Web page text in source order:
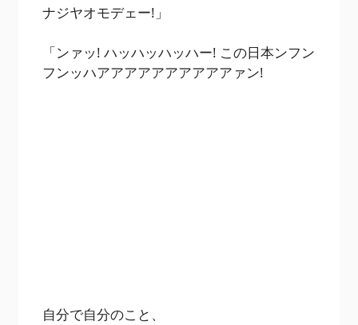
ナジヤオモデェー!」
「ンァッ! ハッハッハッハー! この日本ンフン
フンッハアアアアアアアアアアァン!
自分で自分のこと、